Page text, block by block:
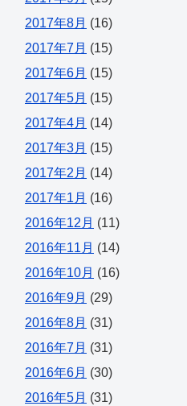
2017年8月 (16)
2017年7月 (15)
2017年6月 (15)
2017年5月 (15)
2017年4月 (14)
2017年3月 (15)
2017年2月 (14)
2017年1月 (16)
2016年12月 (11)
2016年11月 (14)
2016年10月 (16)
2016年9月 (29)
2016年8月 (31)
2016年7月 (31)
2016年6月 (30)
2016年5月 (31)